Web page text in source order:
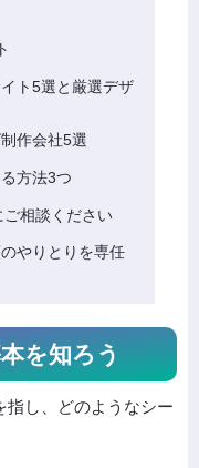
ト5選と厳選デザ
作会社5選
方法3つ
相談ください
やりとりを専任
を知ろう
指し、どのようなシー